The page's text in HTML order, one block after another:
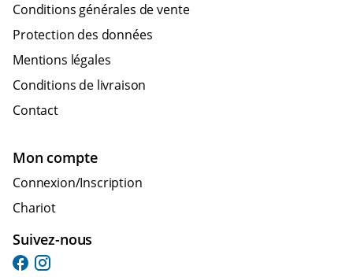
Conditions générales de vente
Protection des données
Mentions légales
Conditions de livraison
Contact
Mon compte
Connexion/Inscription
Chariot
Suivez-nous